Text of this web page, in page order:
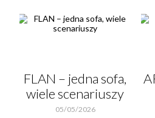
FLAN – jedna sofa,
wiele scenariuszy
05/05/2026